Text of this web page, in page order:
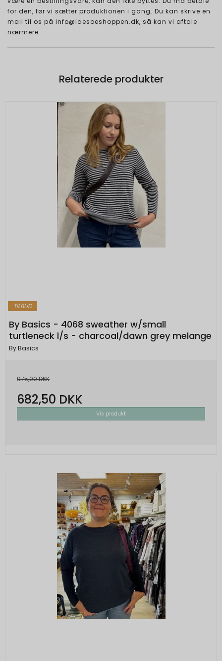
for den, før vi sætter produktionen i gang. Du kan skrive en
mail til os på info@laesoeshoppen.dk, så kan vi aftale
nærmere.
Relaterede produkter
TILBUD
By Basics - 4068 sweather w/small
turtleneck l/s - charcoal/dawn grey melange
By Basics
975,00 DKK
682,50 DKK
Vis produkt